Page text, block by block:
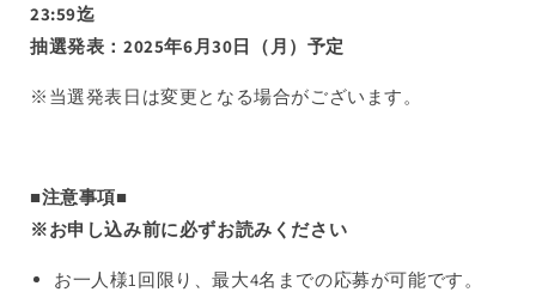
23:59迄
抽選発表：2025年6月30日（月）予定
※当選発表日は変更となる場合がございます。
■注意事項■
※お申し込み前に必ずお読みください
お一人様1回限り、最大4名までの応募が可能です。